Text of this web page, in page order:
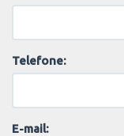
Telefone:
E-mail: